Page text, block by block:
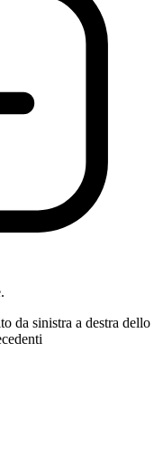
da sinistra a destra dello